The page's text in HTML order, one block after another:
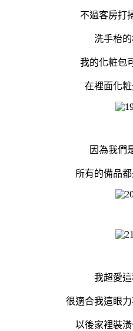
不過客房打
洗手枱
我的化粧包
在裡面化
因為我們
所有的備品
我超愛
很適合我這眼
以後家裡裝